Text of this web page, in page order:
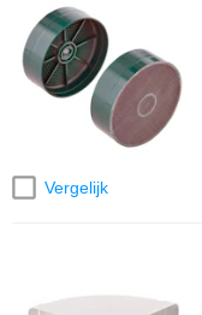
Vergelijk